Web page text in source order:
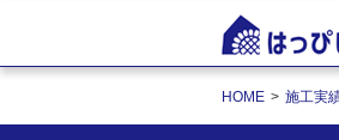
HOME 施工実